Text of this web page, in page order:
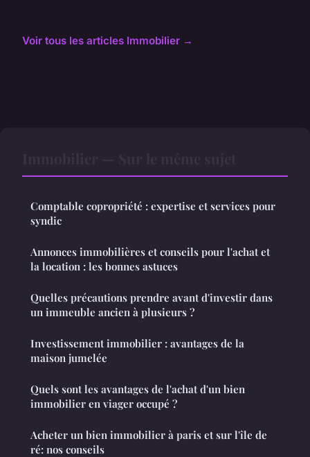
Voir tous les articles Immobilier →
Comptable copropriété : expertise et services pour
syndic
Annonces immobilières et conseils pour l'achat et
la location : les bonnes astuces
Quelles précautions prendre avant d'investir dans
un immeuble ancien à plusieurs ?
Investissement immobilier : avantages de la
maison jumelée
Quels sont les avantages de l'achat d'un bien
immobilier en viager occupé ?
Acheter un bien immobilier à paris et sur l'île de
ré: nos conseils